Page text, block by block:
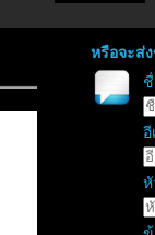
หรือจะส่
อี
หั